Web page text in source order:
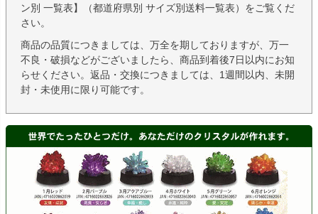
ン別 一覧表】（都道府県別 サイズ別送料一覧表）をご覧くだ
さい。
商品の品質につきましては、万全を期しておりますが、万一
不良・破損などがございましたら、商品到着後7日以内にお知
らせください。返品・交換につきましては、1週間以内、未開
封・未使用に限り可能です。